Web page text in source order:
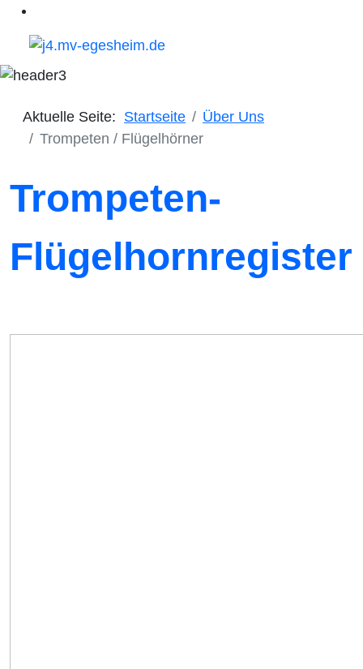
Aktuelle Seite: Startseite
Über Uns
Trompeten / Flügelhörner
Trompeten-
Flügelhornregister